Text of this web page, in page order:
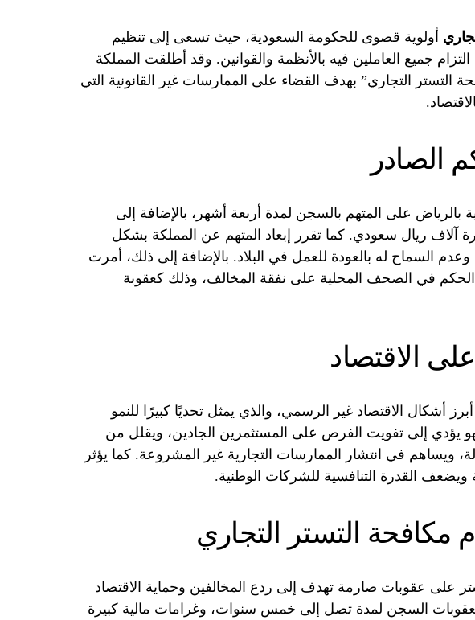
أولوية قصوى للحكومة السعودية، حيث تسعى إلى تنظيم
جميع العاملين فيه بالأنظمة والقوانين. وقد أطلقت المملكة
التستر التجاري” بهدف القضاء على الممارسات غير القانونية التي
الصادر
بالرياض على المتهم بالسجن لمدة أربعة أشهر، بالإضافة إلى
آلاف ريال سعودي. كما تقرر إبعاد المتهم عن المملكة بشكل
وعدم السماح له بالعودة للعمل في البلاد. بالإضافة إلى ذلك، أمرت
في الصحف المحلية على نفقة المخالف، وذلك كعقوبة
الاقتصاد
أشكال الاقتصاد غير الرسمي، والذي يمثل تحديًا كبيرًا للنمو
يؤدي إلى تفويت الفرص على المستثمرين الجادين، ويقلل من
ويساهم في انتشار الممارسات التجارية غير المشروعة. كما يؤثر
ويضعف القدرة التنافسية للشركات الوطنية.
مكافحة التستر التجاري
على عقوبات صارمة تهدف إلى ردع المخالفين وحماية الاقتصاد
السجن لمدة تصل إلى خمس سنوات، وغرامات مالية كبيرة